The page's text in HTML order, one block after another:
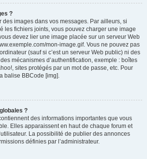
?
des images dans vos messages. Par ailleurs, si
les fichiers joints, vous pouvez charger une image
devez lier une image placée sur un serveur Web
mon-image.gif. Vous ne pouvez pas
(sauf si c’est un serveur Web public) ni des
mécanismes d’authentification, exemple : boîtes
sites protégés par un mot de passe, etc. Pour
balise BBCode [img].
?
des informations importantes que vous
Elles apparaissent en haut de chaque forum et
La possibilité de publier des annonces
définies par l’administrateur.